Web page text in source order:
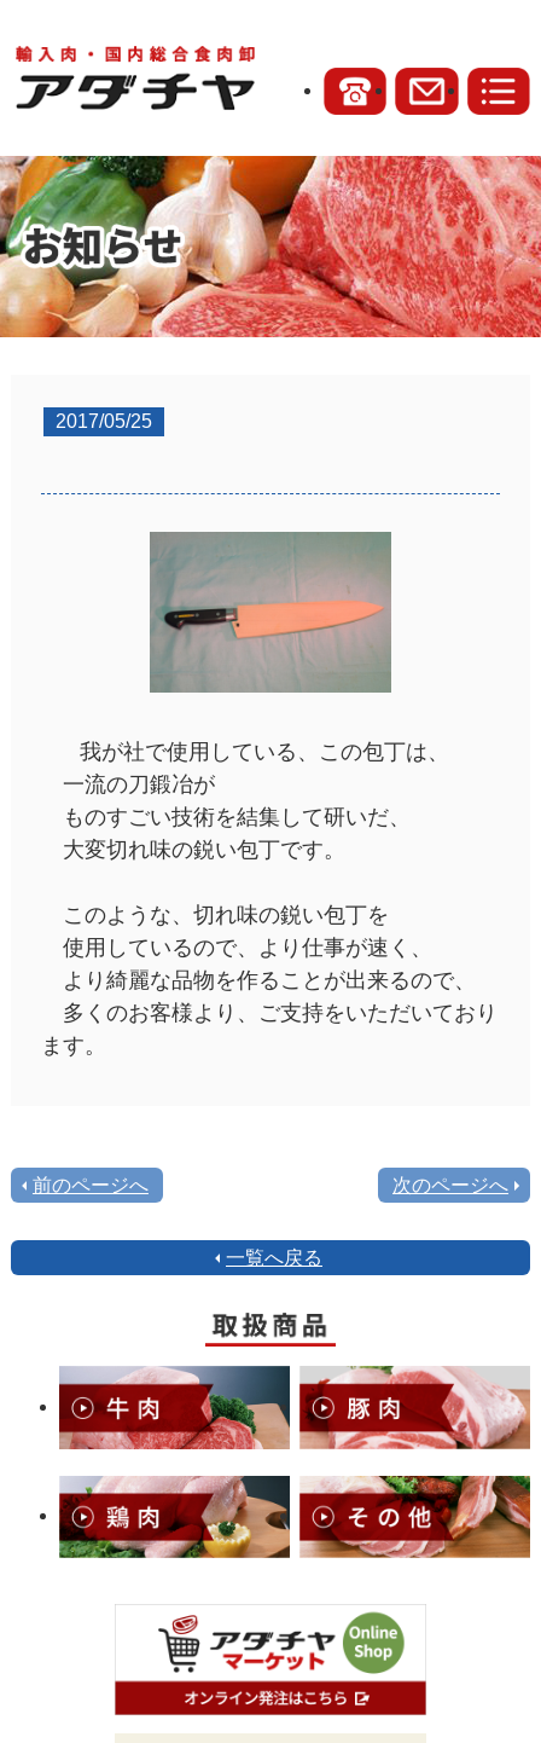
2017/05/25
我が社で使用している、この包丁は、
一流の刀鍛冶が
ものすごい技術を結集して研いだ、
大変切れ味の鋭い包丁です。
このような、切れ味の鋭い包丁を
使用しているので、より仕事が速く、
より綺麗な品物を作ることが出来るので、
多くのお客様より、ご支持をいただいており
ます。
前のページへ 次のページへ
一覧へ戻る